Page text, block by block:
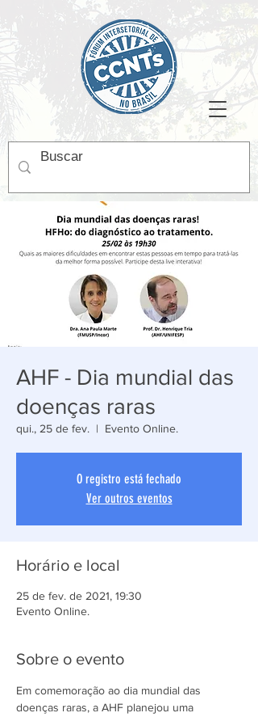
AHF - Dia mundial das
doenças raras
qui., 25 de fev.
  |
Evento Online.
O registro está fechado
Ver outros eventos
Horário e local
25 de fev. de 2021, 19:30
Evento Online.
Sobre o evento
Em comemoração ao dia mundial das
doenças raras, a AHF planejou uma